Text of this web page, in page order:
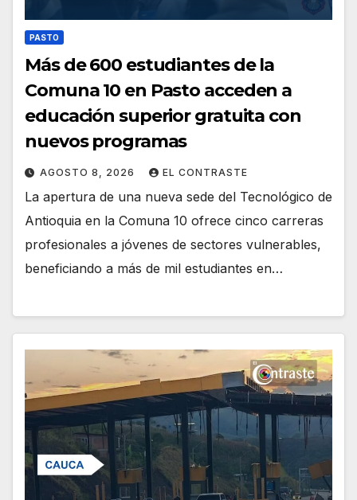
PASTO
Más de 600 estudiantes de la
Comuna 10 en Pasto acceden a
educación superior gratuita con
nuevos programas
AGOSTO 8, 2026 EL CONTRASTE
La apertura de una nueva sede del Tecnológico de
Antioquia en la Comuna 10 ofrece cinco carreras
profesionales a jóvenes de sectores vulnerables,
beneficiando a más de mil estudiantes en…